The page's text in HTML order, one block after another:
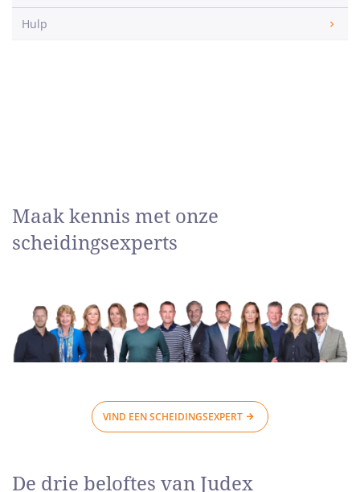
Hulp
Maak kennis met onze
scheidingsexperts
VIND EEN SCHEIDINGSEXPERT
De drie beloftes van Judex